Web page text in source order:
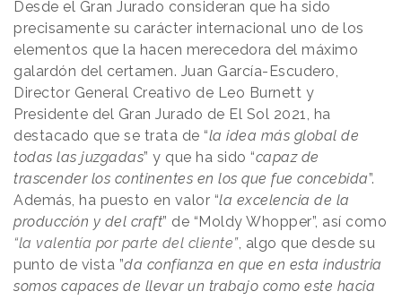
Desde el Gran Jurado consideran que ha sido
precisamente su carácter internacional uno de los
elementos que la hacen merecedora del máximo
galardón del certamen. Juan García-Escudero,
Director General Creativo de Leo Burnett y
Presidente del Gran Jurado de El Sol 2021, ha
destacado que se trata de “la idea más global de
todas las juzgadas” y que ha sido “capaz de
trascender los continentes en los que fue concebida”.
Además, ha puesto en valor “la excelencia de la
producción y del craft” de “Moldy Whopper”, así como
“la valentía por parte del cliente”, algo que desde su
punto de vista ”da confianza en que en esta industria
somos capaces de llevar un trabajo como este hacia